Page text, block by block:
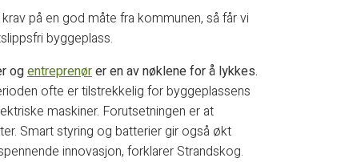
på en god måte fra kommunen, så får vi
byggeplass.
ogentreprenører en av nøklene for å lykkes.
ofte er tilstrekkelig for byggeplassens
maskiner. Forutsetningen er at
Smart styring og batterier gir også økt
innovasjon, forklarer Strandskog.